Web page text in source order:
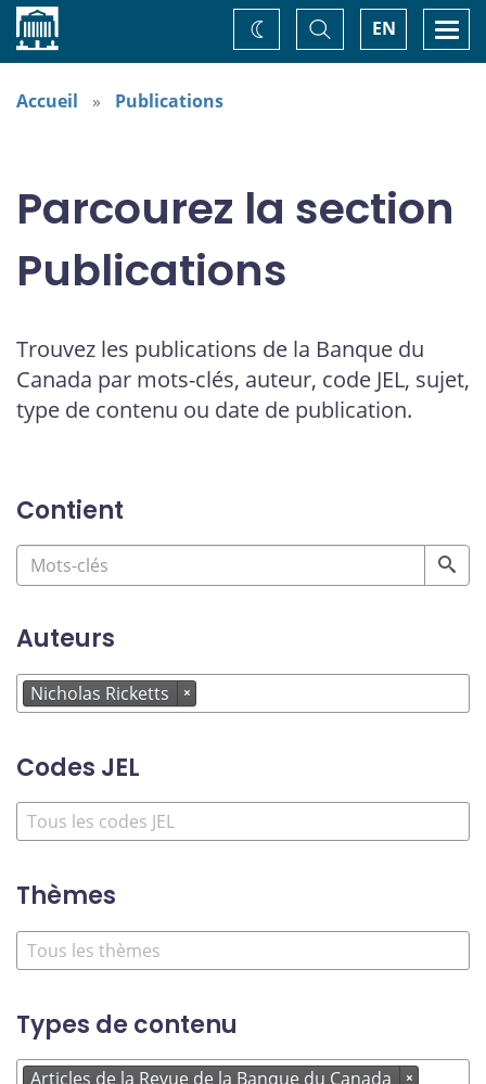
Accueil EN
Basculer
la
recherche
Changez
de
Accueil Publications
Parcourez la section
Publications
Trouvez les publications de la Banque du
Canada par mots-clés, auteur, code JEL, sujet,
type de contenu ou date de publication.
Contient
Auteurs
Nicholas Ricketts ×
Codes JEL
Thèmes
Types de contenu
Articles de la Revue de la Banque du Canada ×